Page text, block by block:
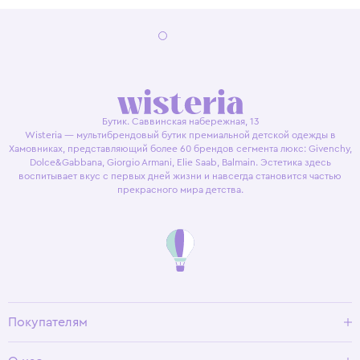
Бутик. Саввинская набережная, 13
Wisteria — мультибрендовый бутик премиальной детской одежды в
Хамовниках, представляющий более 60 брендов сегмента люкс: Givenchy,
Dolce&Gabbana, Giorgio Armani, Elie Saab, Balmain. Эстетика здесь
воспитывает вкус с первых дней жизни и навсегда становится частью
прекрасного мира детства.
Покупателям